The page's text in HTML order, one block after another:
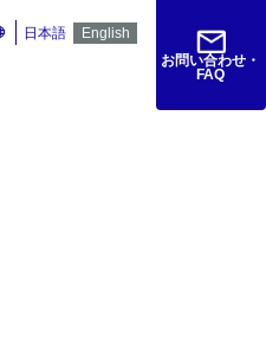
日本語 English
お問い合わせ・
FAQ